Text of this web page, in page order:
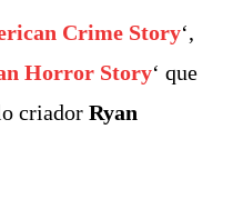
Crime Story‘,
Horror Story‘ que
criador Ryan